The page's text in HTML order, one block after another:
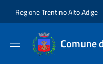
Regione Trentino Alto Adige
Comune